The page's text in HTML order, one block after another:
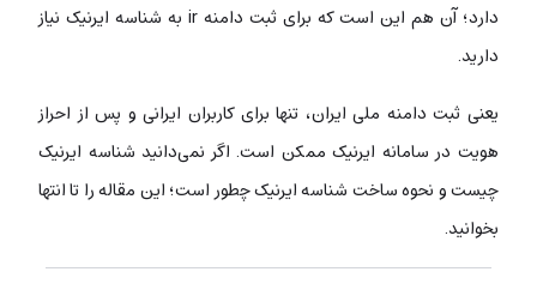
دارد؛ آن هم این است که برای ثبت دامنه ir به شناسه ایرنیک نیاز
دارید.
یعنی ثبت دامنه ملی ایران، تنها برای کاربران ایرانی و پس از احراز
هویت در سامانه ایرنیک ممکن است. اگر نمی‌دانید شناسه ایرنیک
چیست و نحوه ساخت شناسه ایرنیک چطور است؛ این مقاله را تا انتها
بخوانید.